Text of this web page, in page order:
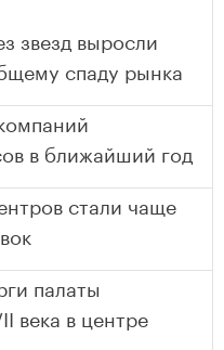
звезд выросли
спаду рынка
в ближайший год
стали чаще
палаты
века в центре